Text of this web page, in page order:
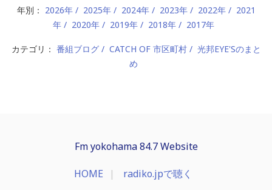
年別： 2026年 2025年 2024年 2023年 2022年
2021
年
2020年 2019年 2018年 2017年
カテゴリ： 番組ブログ CATCH OF 市区町村
光邦EYE'Sのまと
め
Fm yokohama 84.7 Website
HOME radiko.jpで聴く